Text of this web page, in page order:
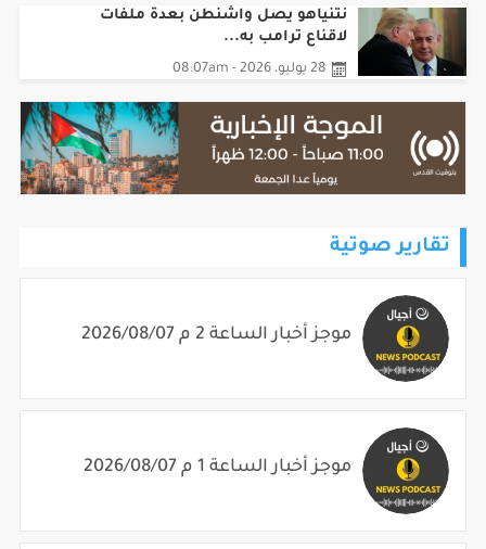
نتنياهو يصل واشنطن بعدة ملفات
لاقناع ترامب به...
28 يوليو، 2026 - 08:07am
تقارير صوتية
موجز أخبار الساعة 2 م 2026/08/07
موجز أخبار الساعة 1 م 2026/08/07